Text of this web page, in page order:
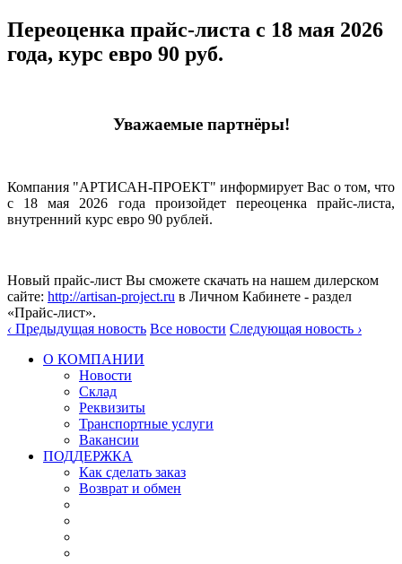
Переоценка прайс-листа с 18 мая 2026
года, курс евро 90 руб.
Уважаемые партнёры!
Компания "АРТИСАН-ПРОЕКТ" информирует Вас о том, что
с 18 мая 2026 года произойдет переоценка прайс-листа,
внутренний курс евро 90 рублей.
Новый прайс-лист Вы сможете скачать на нашем дилерском
сайте: http://artisan-project.ru в Личном Кабинете - раздел
«Прайс-лист».
‹ Предыдущая новость Все новости Следующая новость ›
О КОМПАНИИ
Новости
Склад
Реквизиты
Транспортные услуги
Вакансии
ПОДДЕРЖКА
Как сделать заказ
Возврат и обмен